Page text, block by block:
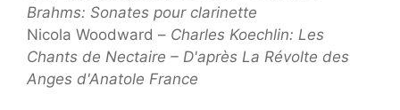
Brahms: Sonates pour clarinette
Nicola Woodward – Charles Koechlin: Les
Chants de Nectaire – D'après La Révolte des
Anges d'Anatole France